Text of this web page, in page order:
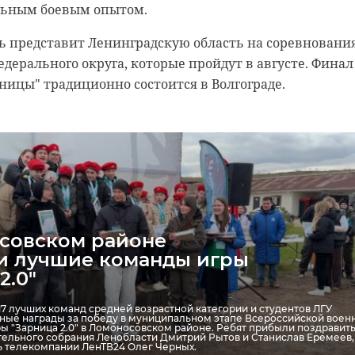
боевым опытом.
представит Ленинградскую область на
округа, которые пройдут в августе. Финал
традиционно состоится в Волгограде.
районе
лучшие команды игры
лучших команд средней возрастной категории и студентов ЛГУ
награды за победу в муниципальном этапе Всероссийской
"Зарница 2.0" в Ломоносовском районе. Ребят прибыли поздравить
собрания Ленобласти Дмитрий Рытов и Станислав Еремеев,
телекомпании ЛенТВ24 Олег Черных.
Ленобласти победил
Волосово одержал победу на финальном этапе Всероссийской
Никита Антонов, представлявший 47 регион, стал первым,
финала признаны 732 школьника, в том числе двое
региона. Еще девять учащихся из Ленобласти стали
смогут воспользоваться льготами при
вузы, а также получить денежные поощрения и
на время обучения. Для школьников
предусмотрены премии и стипендии
AZ4bXGbqDMQ